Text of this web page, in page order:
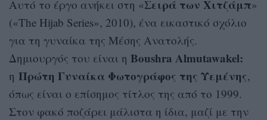
Αυτό το έργο ανήκει στη «Σειρά των Χιτζάμπ»
(«The Hijab Series», 2010), ένα εικαστικό σχόλιο
για τη γυναίκα της Μέσης Ανατολής.
Δημιουργός του είναι η Boushra Almutawakel:
η Πρώτη Γυναίκα Φωτογράφος της Υεμένης,
όπως είναι ο επίσημος τίτλος της από το 1999.
Στον φακό ποζάρει μάλιστα η ίδια, μαζί με την